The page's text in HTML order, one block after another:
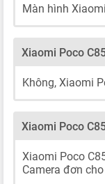
Màn hình
Xiaomi Poco
Không, Xiaomi
Xiaomi Poco
Xiaomi Poco
Camera đơn